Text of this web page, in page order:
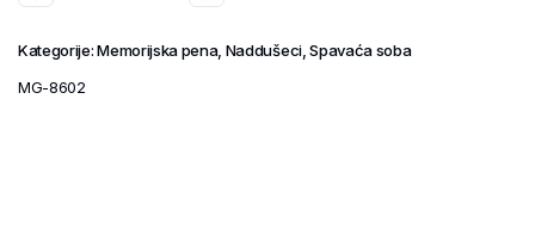
Kategorije:Memorijska pena, Naddušeci,Spavaća soba
MG-8602